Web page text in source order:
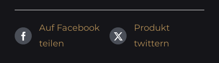
Auf Facebook
teilen
Produkt
twittern